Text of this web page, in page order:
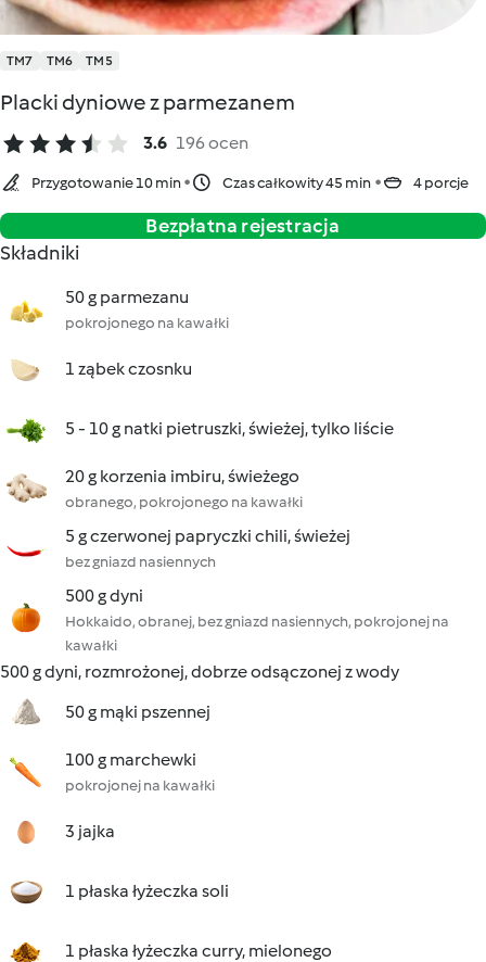
TM7 TM6 TM5
Placki dyniowe z parmezanem
3.6 196 ocen
Przygotowanie 10 min Czas całkowity 45 min 4 porcje
Bezpłatna rejestracja
Składniki
50 g parmezanu
pokrojonego na kawałki
1 ząbek czosnku
5 - 10 g natki pietruszki, świeżej, tylko liście
20 g korzenia imbiru, świeżego
obranego, pokrojonego na kawałki
5 g czerwonej papryczki chili, świeżej
bez gniazd nasiennych
500 g dyni
Hokkaido, obranej, bez gniazd nasiennych, pokrojonej na
kawałki
500 g dyni, rozmrożonej, dobrze odsączonej z wody
50 g mąki pszennej
100 g marchewki
pokrojonej na kawałki
3 jajka
1 płaska łyżeczka soli
1 płaska łyżeczka curry, mielonego